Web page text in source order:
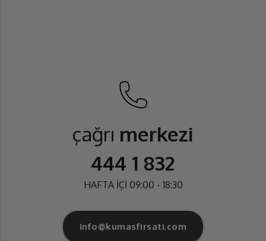
çağrı merkezi
444 1 832
HAFTA İÇİ 09:00 - 18:30
info@kumasfirsati.com